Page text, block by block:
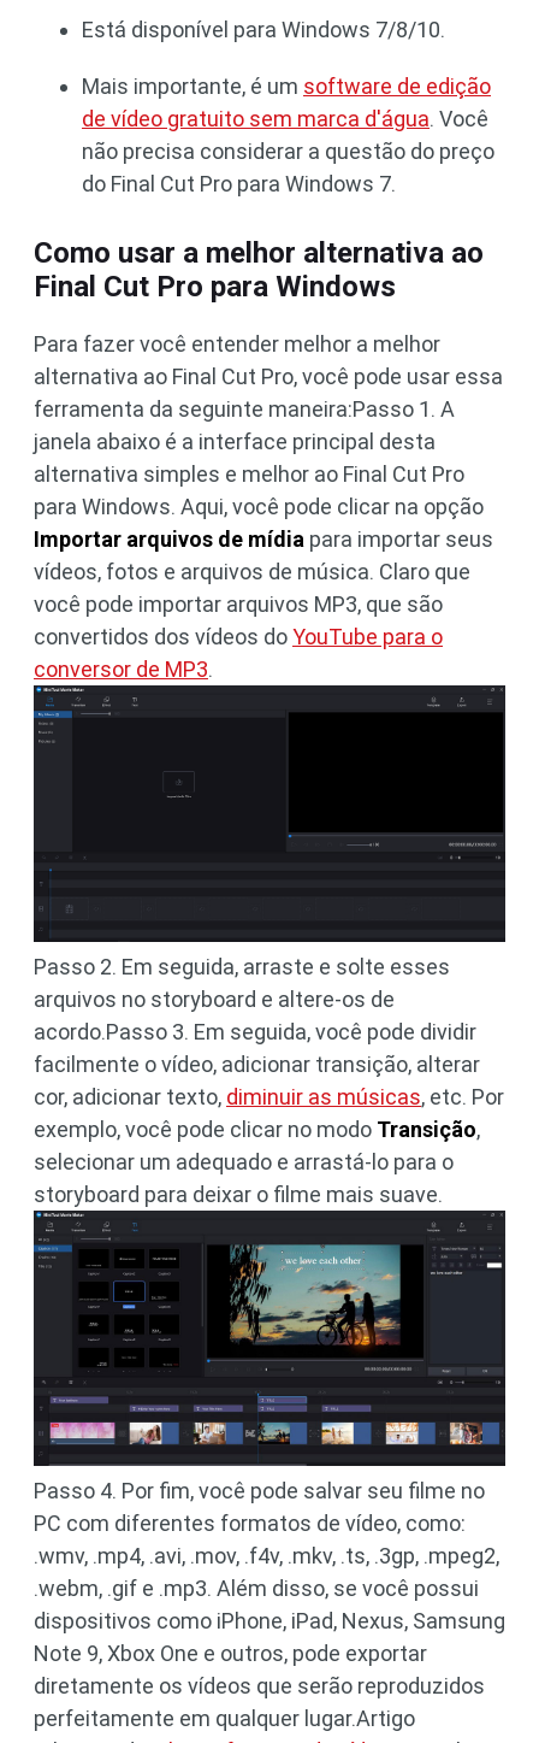
Está disponível para Windows 7/8/10.
Mais importante, é um software de edição
de vídeo gratuito sem marca d'água. Você
não precisa considerar a questão do preço
do Final Cut Pro para Windows 7.
Como usar a melhor alternativa ao
Final Cut Pro para Windows
Para fazer você entender melhor a melhor
alternativa ao Final Cut Pro, você pode usar essa
ferramenta da seguinte maneira:Passo 1. A
janela abaixo é a interface principal desta
alternativa simples e melhor ao Final Cut Pro
para Windows. Aqui, você pode clicar na opção
Importar arquivos de mídia para importar seus
vídeos, fotos e arquivos de música. Claro que
você pode importar arquivos MP3, que são
convertidos dos vídeos doYouTube para o
conversor de MP3.
Passo 2. Em seguida, arraste e solte esses
arquivos no storyboard e altere-os de
acordo.Passo 3. Em seguida, você pode dividir
facilmente o vídeo, adicionar transição, alterar
cor, adicionar texto, diminuir as músicas, etc. Por
exemplo, você pode clicar no modo Transição,
selecionar um adequado e arrastá-lo para o
storyboard para deixar o filme mais suave.
Passo 4. Por fim, você pode salvar seu filme no
PC com diferentes formatos de vídeo, como:
.wmv, .mp4, .avi, .mov, .f4v, .mkv, .ts, .3gp, .mpeg2,
.webm, .gif e .mp3. Além disso, se você possui
dispositivos como iPhone, iPad, Nexus, Samsung
Note 9, Xbox One e outros, pode exportar
diretamente os vídeos que serão reproduzidos
perfeitamente em qualquer lugar.Artigo